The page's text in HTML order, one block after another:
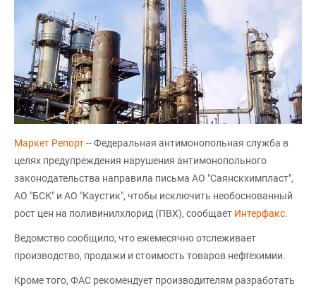
Маркет Репорт-- Федеральная антимонопольная служба в
целях предупреждения нарушения антимонопольного
законодательства направила письма АО "Саянскхимпласт",
АО "БСК" и АО "Каустик", чтобы исключить необоснованный
рост цен на поливинилхлорид (ПВХ), сообщает Интерфакс.
Ведомство сообщило, что ежемесячно отслеживает
производство, продажи и стоимость товаров нефтехимии.
Кроме того, ФАС рекомендует производителям разработать